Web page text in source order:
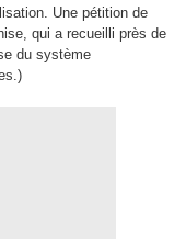
Une pétition de
qui a recueilli près de
du système